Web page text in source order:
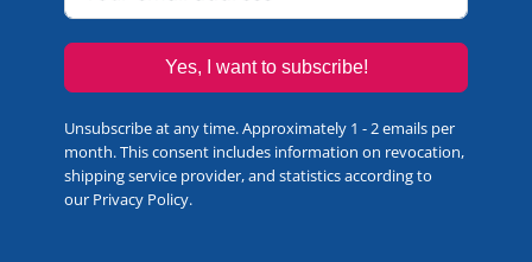
Yes, I want to subscribe!
Unsubscribe at any time. Approximately 1 - 2 emails per
month. This consent includes information on revocation,
shipping service provider, and statistics according to
our Privacy Policy.